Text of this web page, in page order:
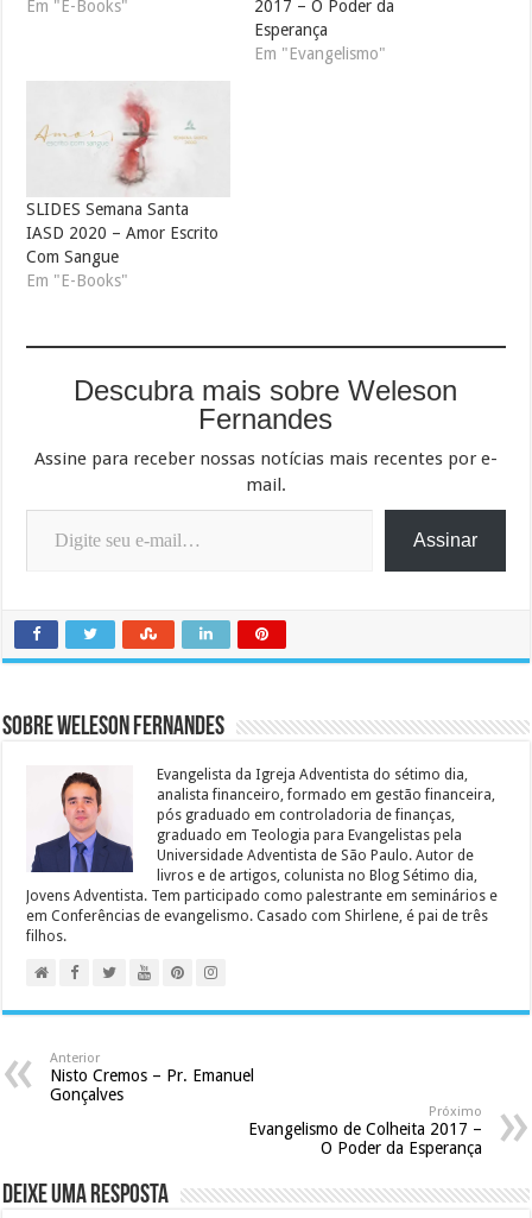
Em "E-Books"
2017 – O Poder da
Esperança
Em "Evangelismo"
SLIDES Semana Santa
IASD 2020 – Amor Escrito
Com Sangue
Em "E-Books"
Descubra mais sobre Weleson
Fernandes
Assine para receber nossas notícias mais recentes por e-
mail.
Digite seu e-mail…
Assinar
Sobre Weleson Fernandes
Evangelista da Igreja Adventista do sétimo dia,
analista financeiro, formado em gestão financeira,
pós graduado em controladoria de finanças,
graduado em Teologia para Evangelistas pela
Universidade Adventista de São Paulo. Autor de
livros e de artigos, colunista no Blog Sétimo dia,
Jovens Adventista. Tem participado como palestrante em seminários e
em Conferências de evangelismo. Casado com Shirlene, é pai de três
filhos.
Anterior
Nisto Cremos – Pr. Emanuel
Gonçalves
Próximo
Evangelismo de Colheita 2017 –
O Poder da Esperança
Deixe uma resposta